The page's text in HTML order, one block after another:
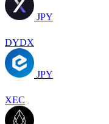
JPY
DYDX
JPY
XEC